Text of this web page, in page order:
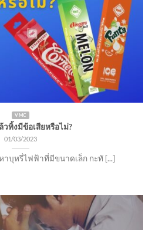
VMC
ทิ้งมีข้อเสียหรือไม่?
01/03/2023
บุหรี่ไฟฟ้าที่มีขนาดเล็ก กะทั [...]